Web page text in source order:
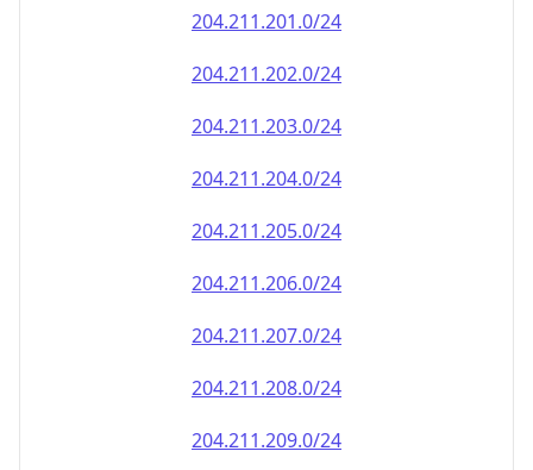
204.211.201.0/24
204.211.202.0/24
204.211.203.0/24
204.211.204.0/24
204.211.205.0/24
204.211.206.0/24
204.211.207.0/24
204.211.208.0/24
204.211.209.0/24